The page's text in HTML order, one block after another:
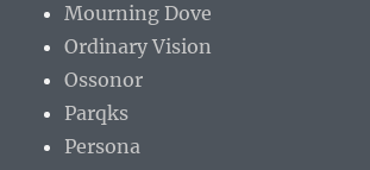
Mourning Dove
Ordinary Vision
Ossonor
Parqks
Persona